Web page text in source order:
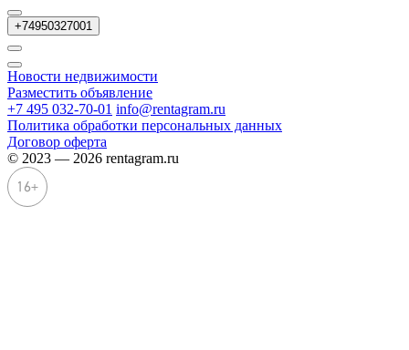
+74950327001
Новости недвижимости
Разместить объявление
+7 495 032-70-01 info@rentagram.ru
Политика обработки персональных данных
Договор оферта
© 2023 — 2026 rentagram.ru